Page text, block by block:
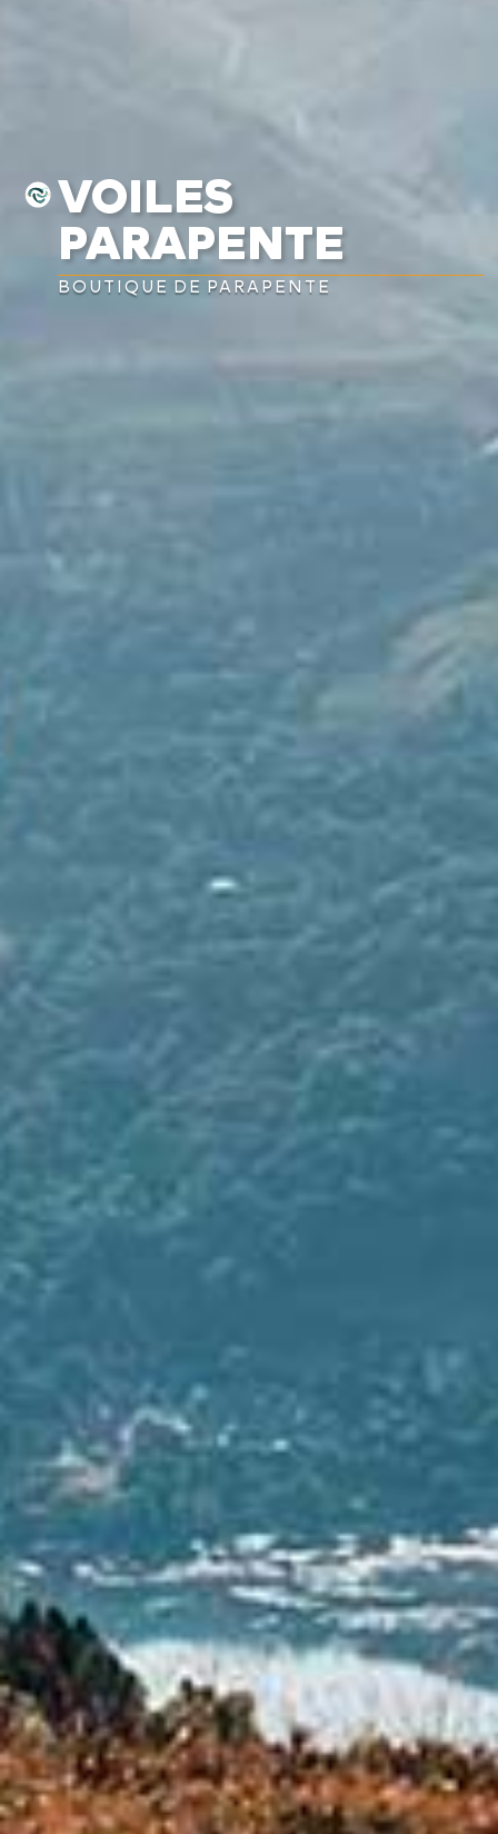
VOILES
PARAPENTE
BOUTIQUE DE PARAPENTE